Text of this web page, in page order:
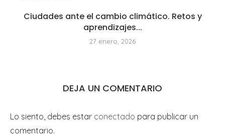
Ciudades ante el cambio climático. Retos y
aprendizajes...
27 enero, 2026
DEJA UN COMENTARIO
Lo siento, debes estar conectado para publicar un
comentario.